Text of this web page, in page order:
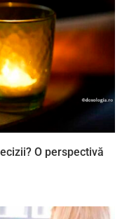
O perspectivă